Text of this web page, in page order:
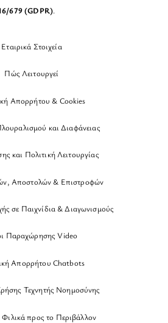
679 (GDPR).
Εταιρικά Στοιχεία
Πώς Λειτουργεί
Απορρήτου & Cookies
και Διαφάνειας
και Πολιτική Λειτουργίας
Αποστολών & Επιστροφών
σε Παιχνίδια & Διαγωνισμούς
Παραχώρησης Video
Απορρήτου Chatbots
Τεχνητής Νοημοσύνης
προς το Περιβάλλον